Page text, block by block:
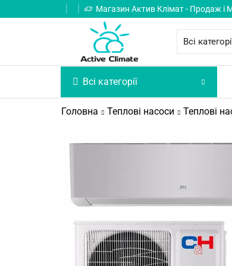
Магазин Актив Клімат - Продаж і
Всі категорії
Головна Теплові насоси Теплові